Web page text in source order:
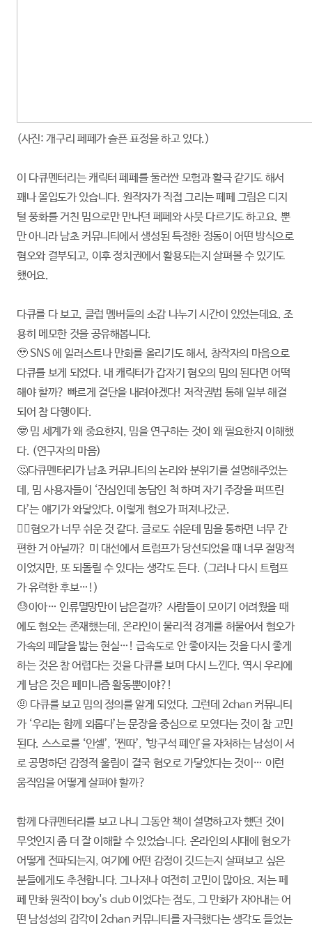
(사진: 개구리 페페가 슬픈 표정을 하고 있다.)
이 다큐멘터리는 캐릭터 페페를 둘러싼 모험과 활극 같기도 해서
꽤나 몰입도가 있습니다. 원작자가 직접 그리는 페페 그림은 디지
털 풍화를 거친 밈으로만 만나던 페페와 사뭇 다르기도 하고요. 뿐
만 아니라 남초 커뮤니티에서 생성된 특정한 정동이 어떤 방식으로
혐오와 결부되고, 이후 정치권에서 활용되는지 살펴볼 수 있기도
했어요.
다큐를 다 보고, 클럽 멤버들의 소감 나누기 시간이 있었는데요. 조
용히 메모한 것을 공유해봅니다.
🥹 SNS 에 일러스트나 만화를 올리기도 해서, 창작자의 마음으로
다큐를 보게 되었다. 내 캐릭터가 갑자기 혐오의 밈의 된다면 어떡
해야 할까? 빠르게 결단을 내려야겠다! 저작권법 통해 일부 해결
되어 참 다행이다.
🤓 밈 세계가 왜 중요한지, 밈을 연구하는 것이 왜 필요한지 이해했
다. (연구자의 마음)
🤔다큐멘터리가 남초 커뮤니티의 논리와 분위기를 설명해주었는
데, 밈 사용자들이 ‘진심인데 농담인 척 하며 자기 주장을 퍼뜨린
다’는 얘기가 와닿았다. 이렇게 혐오가 퍼져나갔군.
😮‍💨혐오가 너무 쉬운 것 같다. 글로도 쉬운데 밈을 통하면 너무 간
편한 거 아닐까? 미 대선에서 트럼프가 당선되었을 때 너무 절망적
이었지만, 또 되돌릴 수 있다는 생각도 든다. (그러나 다시 트럼프
가 유력한 후보…!)
😓아아… 인류멸망만이 남은걸까? 사람들이 모이기 어려웠을 때
에도 혐오는 존재했는데, 온라인이 물리적 경계를 허물어서 혐오가
가속의 페달을 밟는 현실…! 급속도로 안 좋아지는 것을 다시 좋게
하는 것은 참 어렵다는 것을 다큐를 보며 다시 느낀다. 역시 우리에
게 남은 것은 페미니즘 활동뿐이야?!
🤨 다큐를 보고 밈의 정의를 알게 되었다. 그런데 2chan 커뮤니티
가 ‘우리는 함께 외롭다’는 문장을 중심으로 모였다는 것이 참 고민
된다. 스스로를 ‘인셀’, ‘찐따’, ‘방구석 폐인’을 자처하는 남성이 서
로 공명하던 감정적 울림이 결국 혐오로 가닿았다는 것이… 이런
움직임을 어떻게 살펴야 할까?
함께 다큐멘터리를 보고 나니 그동안 책이 설명하고자 했던 것이
무엇인지 좀 더 잘 이해할 수 있었습니다. 온라인의 시대에 혐오가
어떻게 전파되는지, 여기에 어떤 감정이 깃드는지 살펴보고 싶은
분들에게도 추천합니다. 그나저나 여전히 고민이 많아요. 저는 페
페 만화 원작이 boy's club 이었다는 점도, 그 만화가 자아내는 어
떤 남성성의 감각이 2chan 커뮤니티를 자극했다는 생각도 들었는